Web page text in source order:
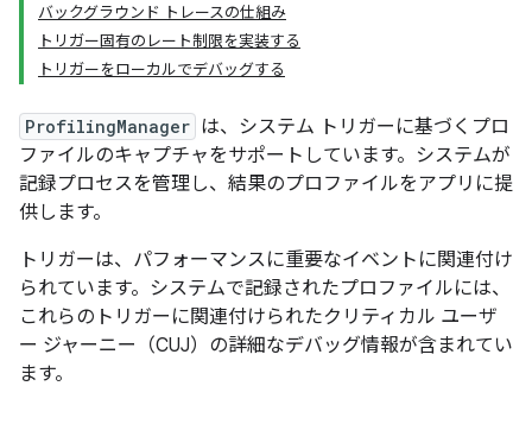
バックグラウンド トレースの仕組み
トリガー固有のレート制限を実装する
トリガーをローカルでデバッグする
ProfilingManager は、システム トリガーに基づくプロ
ファイルのキャプチャをサポートしています。システムが
記録プロセスを管理し、結果のプロファイルをアプリに提
供します。
トリガーは、パフォーマンスに重要なイベントに関連付け
られています。システムで記録されたプロファイルには、
これらのトリガーに関連付けられたクリティカル ユーザ
ー ジャーニー（CUJ）の詳細なデバッグ情報が含まれてい
ます。